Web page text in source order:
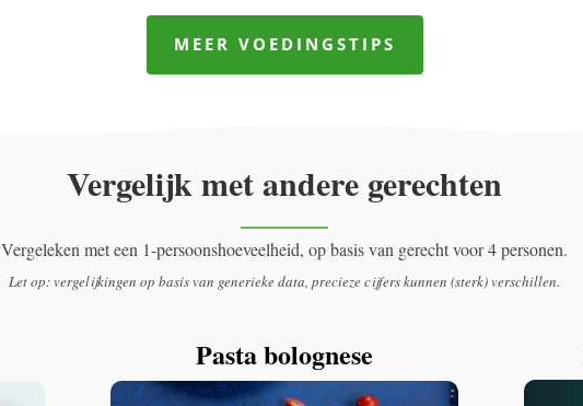
MEER VOEDINGSTIPS
Vergelijk met andere gerechten
Vergeleken met een 1-persoonshoeveelheid, op basis van gerecht voor 4 personen.
Let op: vergelijkingen op basis van generieke data, precieze cijfers kunnen (sterk) verschillen.
Pasta bolognese